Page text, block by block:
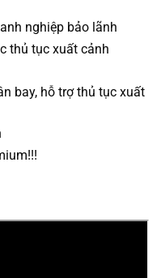
nghiệp bảo lãnh
thủ tục xuất cảnh
bay, hỗ trợ thủ tục xuất